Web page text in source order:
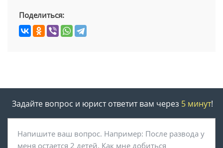
Поделиться:
Задайте вопрос и юрист ответит вам через 5 минут!